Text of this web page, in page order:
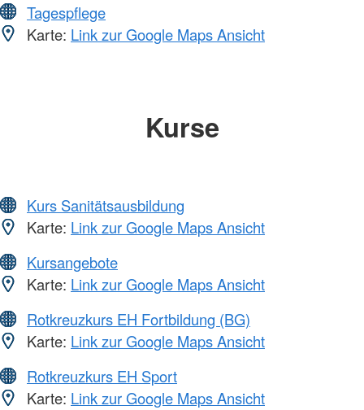
Tagespflege
Karte: Link zur Google Maps Ansicht
Kurse
Kurs Sanitätsausbildung
Karte: Link zur Google Maps Ansicht
Kursangebote
Karte: Link zur Google Maps Ansicht
Rotkreuzkurs EH Fortbildung (BG)
Karte: Link zur Google Maps Ansicht
Rotkreuzkurs EH Sport
Karte: Link zur Google Maps Ansicht